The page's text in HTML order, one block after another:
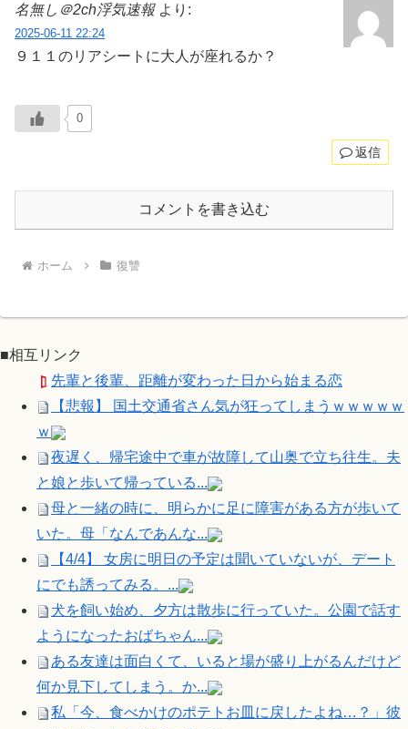
名無し＠2ch浮気速報 より:
2025-06-11 22:24
９１１のリアシートに大人が座れるか？
0
返信
コメントを書き込む
ホーム 復讐
■相互リンク
先輩と後輩、距離が変わった日から始まる恋
【悲報】 国土交通省さん気が狂ってしまうｗｗｗｗｗ
ｗ
夜遅く、帰宅途中で車が故障して山奥で立ち往生。夫
と娘と歩いて帰っている...
母と一緒の時に、明らかに足に障害がある方が歩いて
いた。母「なんであんな...
【4/4】 女房に明日の予定は聞いていないが、デート
にでも誘ってみる。...
犬を飼い始め、夕方は散歩に行っていた。公園で話す
ようになったおばちゃん...
ある友達は面白くて、いると場が盛り上がるんだけど
何か見下してしまう。か...
私「今、食べかけのポテトお皿に戻したよね…？」彼